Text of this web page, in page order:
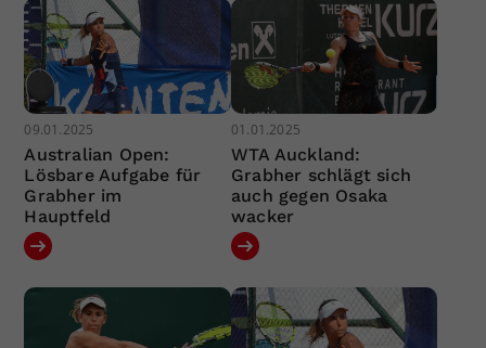
09.01.2025
Australian Open:
Lösbare Aufgabe für
Grabher im
Hauptfeld
01.01.2025
WTA Auckland:
Grabher schlägt sich
auch gegen Osaka
wacker